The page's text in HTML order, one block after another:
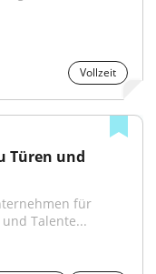
Vollzeit
Türen und
für
Talente...